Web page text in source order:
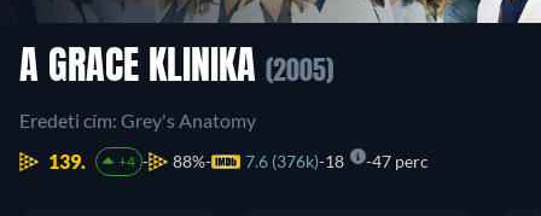
A GRACE KLINIKA (2005)
Eredeti cím: Grey's Anatomy
139.
+4 88% 7.6 (376k) 18 47 perc